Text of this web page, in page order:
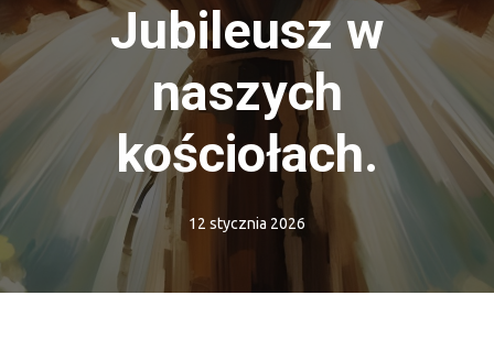
Jubileusz w
naszych
kościołach.
12 stycznia 2026